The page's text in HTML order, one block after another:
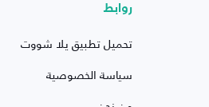
روابط
تحميل تطبيق يلا شووت
سياسة الخصوصية